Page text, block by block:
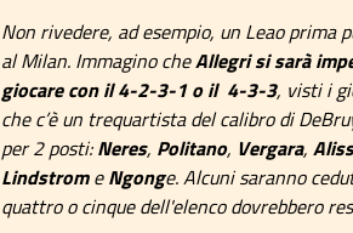
Non rivedere, ad esempio, un Leao prima
al Milan. Immagino cheAllegri si sarà
giocare con il 4-2-3-1 o il 4-3-3, visti i
che c’è un trequartista del calibro di
per 2 posti:Neres, Politano, Vergara,
LindstromeNgonge. Alcuni saranno
quattro o cinque dell'elenco dovrebbero